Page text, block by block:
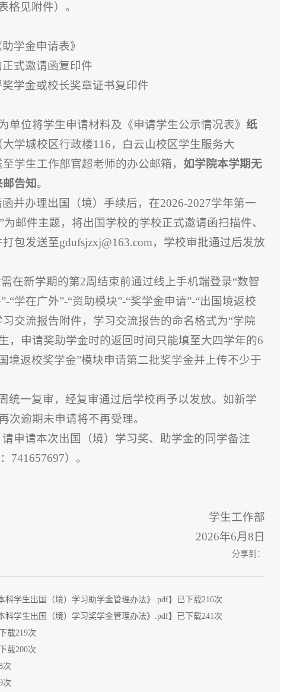
格见附件）。
学金申请表》
式邀请函复印件
学金或校长奖章证书复印件
单位将学生申请材料及《申请学生公示情况表》纸
学城校区行政楼116，白云山校区学生服务大
至学生工作部官超老师的办公邮箱， 如学院本学期无
告知。
并办理出国（境）手续后，在2026-2027学年第一
邮件主题，将出国学校的学校正式邀请函扫描件、
包发送至gdufsjzxj@163.com，学校审批通过后发放
在新学期的第2周结束前通过线上手机端登录“数智
学在广外”-“资助模块”-“奖学金申请”-“出国境返校
交流报告附件，学习交流报告的命名格式为“学院
，申请奖助学金时的返回时间只能填至大四学年的6
境返校奖学金”模块申请第二批奖学金并上传不少于
统一复审，经复审通过后学校再予以发放。如新学
次逾期未申请将不再受理。
申请本次出国（境）学习奖、助学金的同学备注
741657697）。
学生工作部
2026年6月8日
分享到：
科学生出国（境）学习助学金管理办法》.pdf】已下载216次
科学生出国（境）学习奖学金管理办法》.pdf】已下载241次
载219次
载200次
次
次